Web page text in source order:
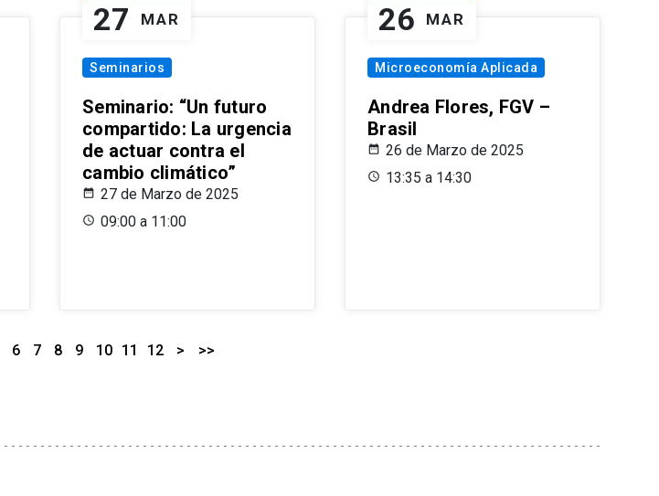
27 MAR
Seminarios
Seminario: “Un futuro
compartido: La urgencia
de actuar contra el
cambio climático”
27 de Marzo de 2025
09:00 a 11:00
26 MAR
Microeconomía Aplicada
Andrea Flores, FGV –
Brasil
26 de Marzo de 2025
13:35 a 14:30
6 7 8 9 10 11 12 > >>